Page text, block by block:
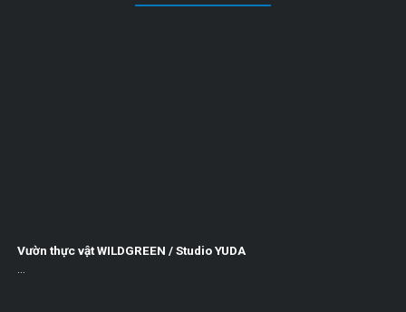
Vườn thực vật WILDGREEN / Studio YUDA
...